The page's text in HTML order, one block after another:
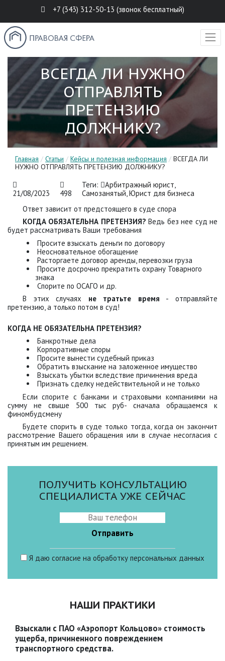
+7 (343) 312-50-13 (звонок бесплатный)
ВСЕГДА ЛИ НУЖНО
ОТПРАВЛЯТЬ
ПРЕТЕНЗИЮ
ДОЛЖНИКУ?
Главная / Статьи / Кейсы и полезная информация / ВСЕГДА ЛИ
НУЖНО ОТПРАВЛЯТЬ ПРЕТЕНЗИЮ ДОЛЖНИКУ?
21/08/2023 498
Теги: Арбитражный юрист,
Самозанятый,Юрист для бизнеса
Ответ зависит от предстоящего в суде спора
КОГДА ОБЯЗАТЕЛЬНА ПРЕТЕНЗИЯ?Ведь без нее суд не
будет рассматривать Ваши требования
Просите взыскать деньги по договору
Неосновательное обогащение
Расторгаете договор аренды, перевозки груза
Просите досрочно прекратить охрану Товарного
знака
Спорите по ОСАГО и др.
В этих случаях не тратьте время - отправляйте
претензию, а только потом в суд!
КОГДА НЕ ОБЯЗАТЕЛЬНА ПРЕТЕНЗИЯ?
Банкротные дела
Корпоративные споры
Просите вынести судебный приказ
Обратить взыскание на заложенное имущество
Взыскать убытки вследствие причинения вреда
Признать сделку недействительной и не только
Если спорите с банками и страховыми компаниями на
сумму не свыше 500 тыс руб- сначала обращаемся к
финомбудсмену
Будете спорить в суде только тогда, когда он закончит
рассмотрение Вашего обращения или в случае несогласия с
принятым им решением.
ПОЛУЧИТЬ КОНСУЛЬТАЦИЮ
СПЕЦИАЛИСТА УЖЕ СЕЙЧАС
Я даю согласие на обработку персональных данных
НАШИ ПРАКТИКИ
Взыскали с ПАО «Аэропорт Кольцово» стоимость
ущерба, причиненного повреждением
транспортного средства.